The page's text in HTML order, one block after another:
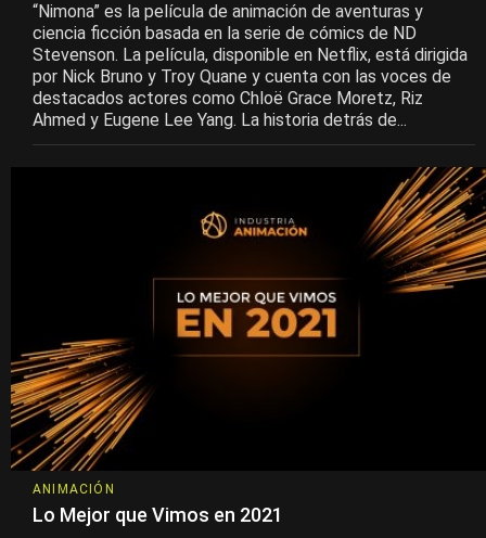
“Nimona” es la película de animación de aventuras y
ciencia ficción basada en la serie de cómics de ND
Stevenson. La película, disponible en Netflix, está dirigida
por Nick Bruno y Troy Quane y cuenta con las voces de
destacados actores como Chloë Grace Moretz, Riz
Ahmed y Eugene Lee Yang. La historia detrás de...
ANIMACIÓN
Lo Mejor que Vimos en 2021